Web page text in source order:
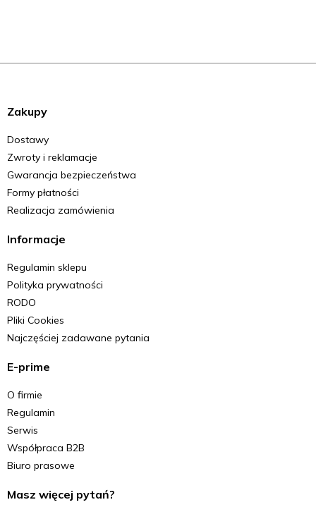
Zakupy
Dostawy
Zwroty i reklamacje
Gwarancja bezpieczeństwa
Formy płatności
Realizacja zamówienia
Informacje
Regulamin sklepu
Polityka prywatności
RODO
Pliki Cookies
Najczęściej zadawane pytania
E-prime
O firmie
Regulamin
Serwis
Współpraca B2B
Biuro prasowe
Masz więcej pytań?